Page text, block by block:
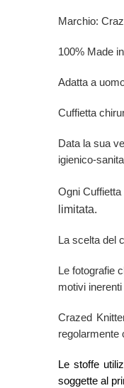
Marchio:
100% Made
Adatta a
Cuffietta
Data la sua
igienico-
Ogni
limitata.
La scelta del
Le fotografie
motivi
Crazed
regolarmente
Le stoffe
soggette al